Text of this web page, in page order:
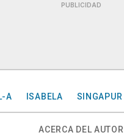
PUBLICIDAD
A ISABELA SINGAPUR
ACERCA DEL AUTOR